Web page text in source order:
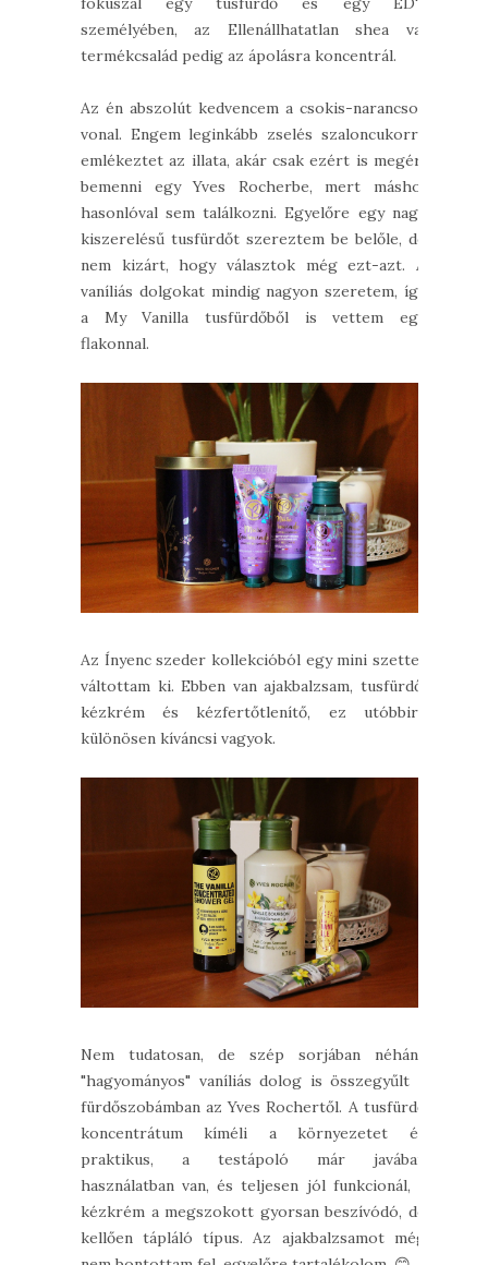
személyében, az Ellenállhatatlan shea vaj
termékcsalád pedig az ápolásra koncentrál.
Az én abszolút kedvencem a csokis-narancsos
vonal. Engem leginkább zselés szaloncukorra
emlékeztet az illata, akár csak ezért is megéri
bemenni egy Yves Rocherbe, mert máshol
hasonlóval sem találkozni. Egyelőre egy nagy
kiszerelésű tusfürdőt szereztem be belőle, de
nem kizárt, hogy választok még ezt-azt. A
vaníliás dolgokat mindig nagyon szeretem, így
a My Vanilla tusfürdőből is vettem egy
flakonnal.
Az Ínyenc szeder kollekcióból egy mini szettet
váltottam ki. Ebben van ajakbalzsam, tusfürdő,
kézkrém és kézfertőtlenítő, ez utóbbira
különösen kíváncsi vagyok.
Nem tudatosan, de szép sorjában néhány
"hagyományos" vaníliás dolog is összegyűlt a
fürdőszobámban az Yves Rochertől. A tusfürdő
koncentrátum kíméli a környezetet és
praktikus, a testápoló már javában
használatban van, és teljesen jól funkcionál, a
kézkrém a megszokott gyorsan beszívódó, de
kellően tápláló típus. Az ajakbalzsamot még